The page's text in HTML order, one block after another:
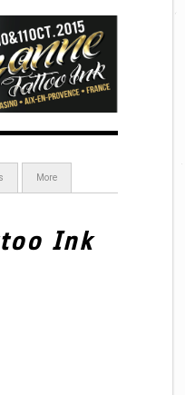
More
Ink